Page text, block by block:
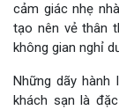
cảm giác nhẹ
tạo nên vẻ thân
không gian nghỉ
Những dãy hành
khách sạn là